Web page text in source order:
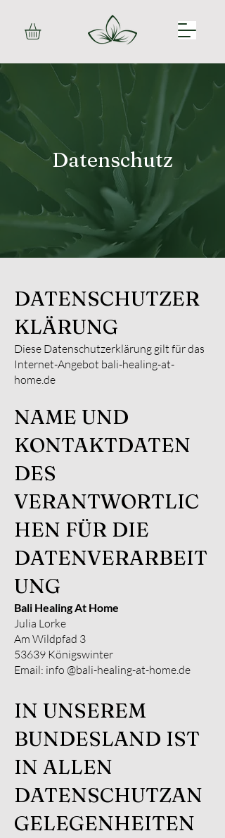
Datenschutz
DATENSCHUTZER
KLÄRUNG
Diese Datenschutzerklärung gilt für das
Internet-Angebot bali-healing-at-
home.de
NAME UND
KONTAKTDATEN
DES
VERANTWORTLIC
HEN FÜR DIE
DATENVERARBEIT
UNG
Bali Healing At Home
Julia Lorke
Am Wildpfad 3
53639 Königswinter
Email: info @bali-healing-at-home.de
IN UNSEREM
BUNDESLAND IST
IN ALLEN
DATENSCHUTZAN
GELEGENHEITEN